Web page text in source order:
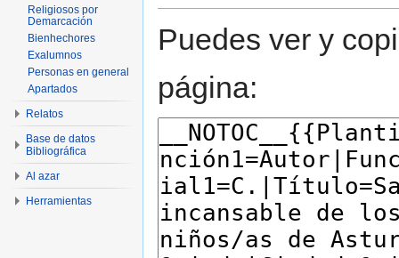
Puedes ver y
página:
Religiosos por
Demarcación
Bienhechores
Exalumnos
Personas en general
Apartados
Relatos
Base de datos
Bibliográfica
Al azar
Herramientas